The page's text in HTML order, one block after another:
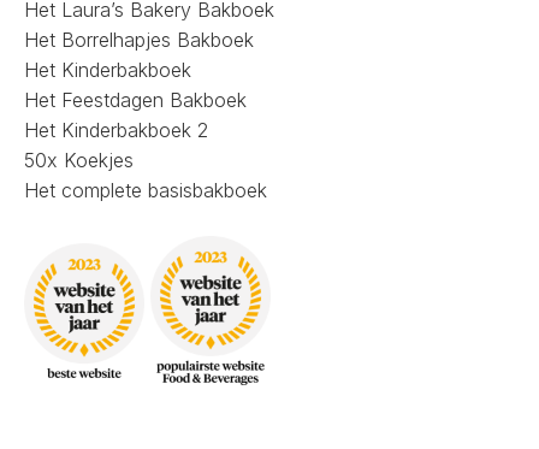
Het Laura’s Bakery Bakboek
Het Borrelhapjes Bakboek
Het Kinderbakboek
Het Feestdagen Bakboek
Het Kinderbakboek 2
50x Koekjes
Het complete basisbakboek